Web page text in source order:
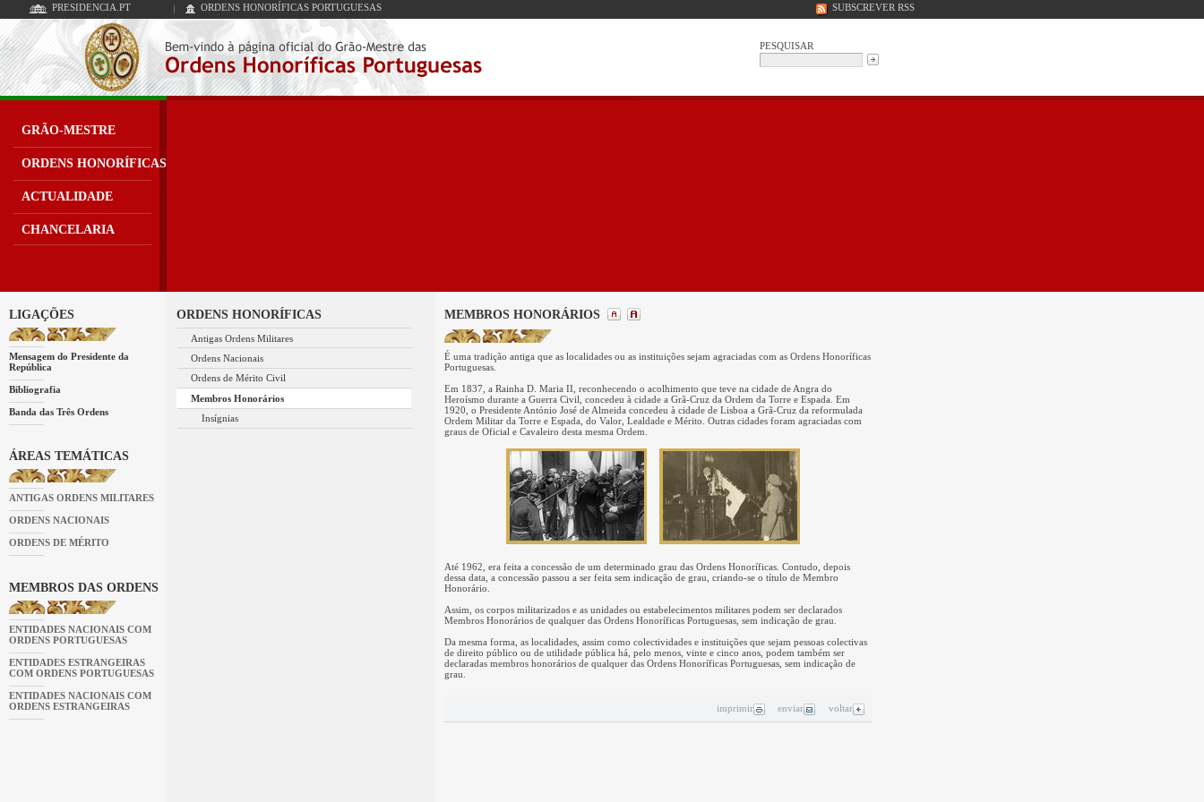
PRESIDENCIA.PT ORDENS HONORÍFICAS PORTUGUESAS SUBSCREVER RSS
PESQUISAR
GRÃO-MESTRE
ORDENS HONORÍFICAS
ACTUALIDADE
CHANCELARIA
LIGAÇÕES
Mensagem do Presidente da
República
Bibliografia
Banda das Três Ordens
ÁREAS TEMÁTICAS
ANTIGAS ORDENS MILITARES
ORDENS NACIONAIS
ORDENS DE MÉRITO
MEMBROS DAS ORDENS
ENTIDADES NACIONAIS COM
ORDENS PORTUGUESAS
ENTIDADES ESTRANGEIRAS
COM ORDENS PORTUGUESAS
ENTIDADES NACIONAIS COM
ORDENS ESTRANGEIRAS
ORDENS HONORÍFICAS
Antigas Ordens Militares
Ordens Nacionais
Ordens de Mérito Civil
Membros Honorários
Insígnias
MEMBROS HONORÁRIOS
É uma tradição antiga que as localidades ou as instituições sejam agraciadas com as Ordens Honoríficas
Portuguesas.
Em 1837, a Rainha D. Maria II, reconhecendo o acolhimento que teve na cidade de Angra do
Heroísmo durante a Guerra Civil, concedeu à cidade a Grã-Cruz da Ordem da Torre e Espada. Em
1920, o Presidente António José de Almeida concedeu à cidade de Lisboa a Grã-Cruz da reformulada
Ordem Militar da Torre e Espada, do Valor, Lealdade e Mérito. Outras cidades foram agraciadas com
graus de Oficial e Cavaleiro desta mesma Ordem.
Até 1962, era feita a concessão de um determinado grau das Ordens Honoríficas. Contudo, depois
dessa data, a concessão passou a ser feita sem indicação de grau, criando-se o título de Membro
Honorário.
Assim, os corpos militarizados e as unidades ou estabelecimentos militares podem ser declarados
Membros Honorários de qualquer das Ordens Honoríficas Portuguesas, sem indicação de grau.
Da mesma forma, as localidades, assim como colectividades e instituições que sejam pessoas colectivas
de direito público ou de utilidade pública há, pelo menos, vinte e cinco anos, podem também ser
declaradas membros honorários de qualquer das Ordens Honoríficas Portuguesas, sem indicação de
grau.
imprimir enviar voltar